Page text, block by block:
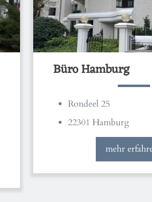
Büro Hamburg
Rondeel 25
22301 Hamburg
mehr